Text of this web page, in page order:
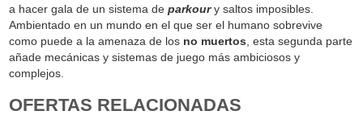
a hacer gala de un sistema deparkoury saltos imposibles.
Ambientado en un mundo en el que ser el humano sobrevive
como puede a la amenaza de los no muertos , esta segunda parte
añade mecánicas y sistemas de juego más ambiciosos y
complejos.
OFERTAS RELACIONADAS